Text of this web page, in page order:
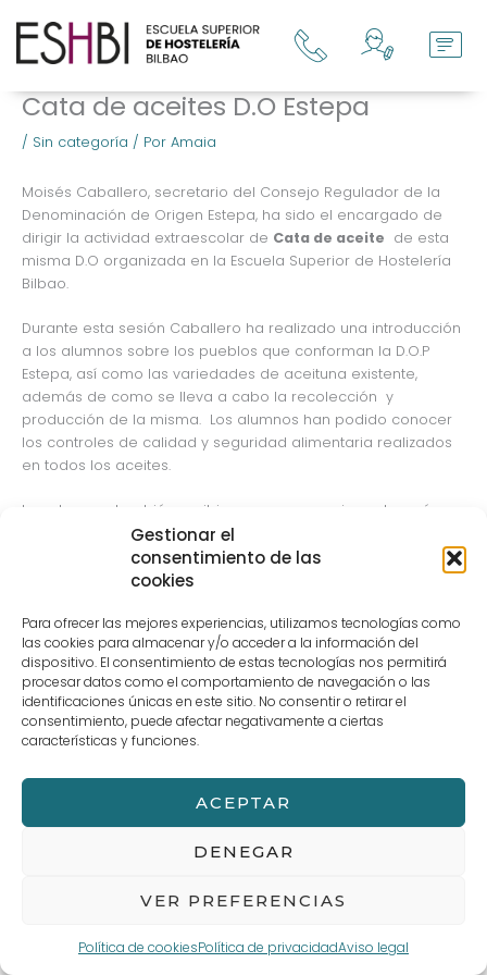
Gestionar el
consentimiento de las
cookies
Para ofrecer las mejores experiencias, utilizamos tecnologías como
las cookies para almacenar y/o acceder a la información del
dispositivo. El consentimiento de estas tecnologías nos permitirá
procesar datos como el comportamiento de navegación o las
identificaciones únicas en este sitio. No consentir o retirar el
consentimiento, puede afectar negativamente a ciertas
características y funciones.
ACEPTAR
DENEGAR
VER PREFERENCIAS
Política de cookiesPolítica de privacidadAviso legal
contenido
Cata de aceites D.O Estepa
/ Sin categoría / Por Amaia
Moisés Caballero, secretario del Consejo Regulador de la
Denominación de Origen Estepa, ha sido el encargado de
dirigir la actividad extraescolar de Cata de aceite de esta
misma D.O organizada en la Escuela Superior de Hostelería
Bilbao.
Durante esta sesión Caballero ha realizado una introducción
a los alumnos sobre los pueblos que conforman la D.O.P
Estepa, así como las variedades de aceituna existente,
además de como se lleva a cabo la recolección y
producción de la misma. Los alumnos han podido conocer
los controles de calidad y seguridad alimentaria realizados
en todos los aceites.
Los alumnos también recibieron unos consejos sobre cómo
realizar la cata, así como tres aspectos a tener en cuenta a
la hora de realizarla: el picor, el amargor y el olor afrutado.
Durante esta extraescolar se ha realizado una cata de
de noviembre, mezcla de cinco variedades.
←Entrada anterior